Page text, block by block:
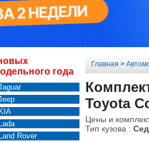
года
KIA
Lada
Land Rover
Главная >
Toyota
Цены и
Тип кузова :